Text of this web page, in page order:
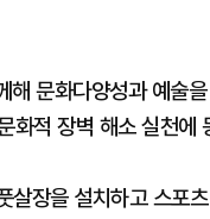
문화다양성과 예술
화적 장벽 해소 실천에
장을 설치하고 스포